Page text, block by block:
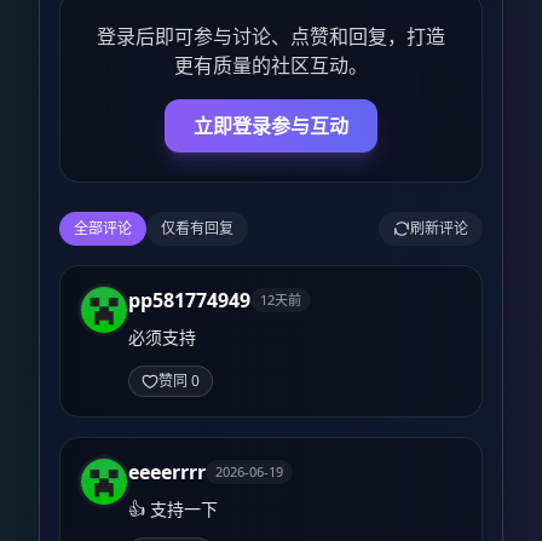
登录后即可参与讨论、点赞和回复，打造
更有质量的社区互动。
立即登录参与互动
全部评论 仅看有回复 刷新评论
pp581774949 12天前
必须支持
赞同 0
eeeerrrr 2026-06-19
👍 支持一下